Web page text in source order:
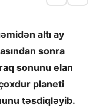
altı ay
sonra
sonunu elan
planeti
təsdiqləyib.